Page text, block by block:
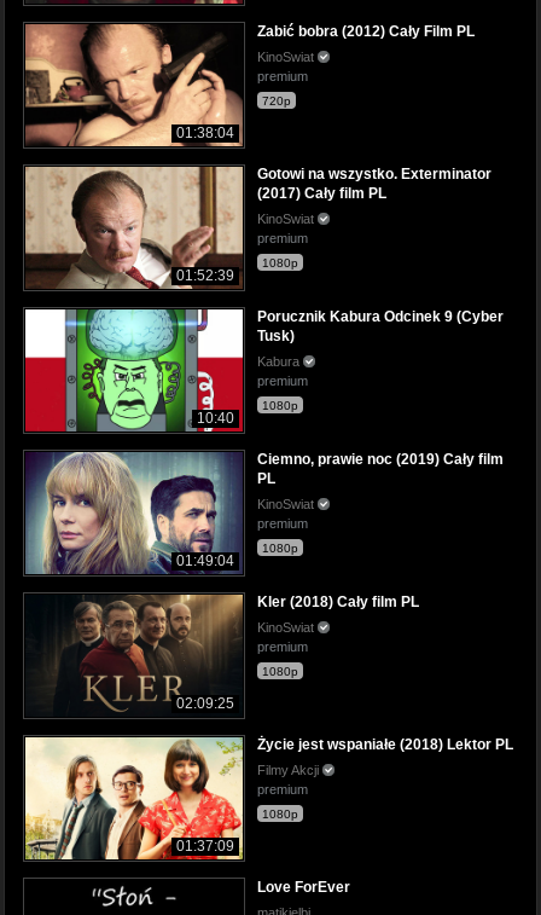
01:38:04
Zabić bobra (2012) Cały Film PL
KinoSwiat
premium
720p
01:52:39
Gotowi na wszystko. Exterminator
(2017) Cały film PL
KinoSwiat
premium
1080p
10:40
Porucznik Kabura Odcinek 9 (Cyber
Tusk)
Kabura
premium
1080p
01:49:04
Ciemno, prawie noc (2019) Cały film
PL
KinoSwiat
premium
1080p
02:09:25
Kler (2018) Cały film PL
KinoSwiat
premium
1080p
01:37:09
Życie jest wspaniałe (2018) Lektor PL
Filmy Akcji
premium
1080p
Love ForEver